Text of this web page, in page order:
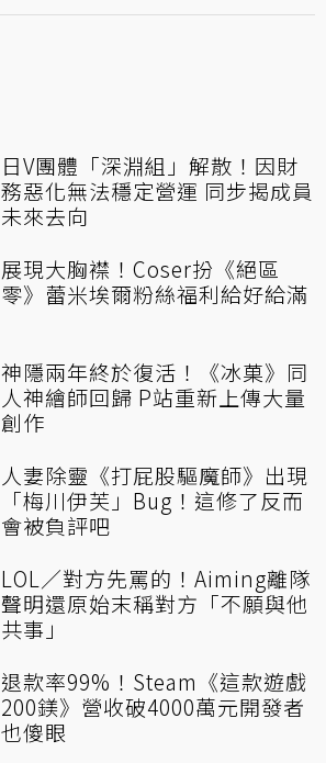
日V團體「深淵組」解散！因財
務惡化無法穩定營運 同步揭成員
未來去向
展現大胸襟！Coser扮《絕區
零》蕾米埃爾粉絲福利給好給滿
神隱兩年終於復活！《冰菓》同
人神繪師回歸 P站重新上傳大量
創作
人妻除靈《打屁股驅魔師》出現
「梅川伊芙」Bug！這修了反而
會被負評吧
LOL／對方先罵的！Aiming離隊
聲明還原始末稱對方「不願與他
共事」
退款率99%！Steam《這款遊戲
200鎂》營收破4000萬元開發者
也傻眼